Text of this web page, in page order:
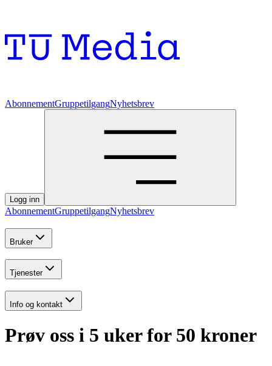
AbonnementGruppetilgangNyhetsbrev
Logg inn
AbonnementGruppetilgangNyhetsbrev
Bruker
Tjenester
Info og kontakt
Prøv oss i 5 uker for 50 kroner